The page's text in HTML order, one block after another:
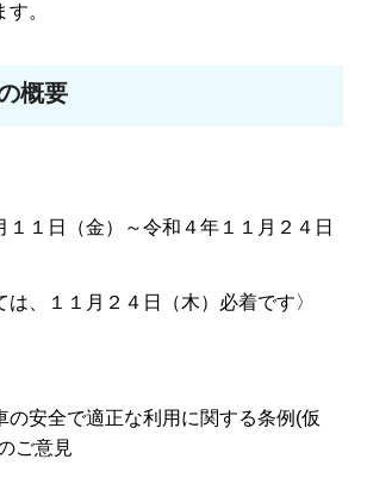
。
概要
１日（金）～令和４年１１月２４日
、１１月２４日（木）必着です〉
の安全で適正な利用に関する条例(仮
ご意見